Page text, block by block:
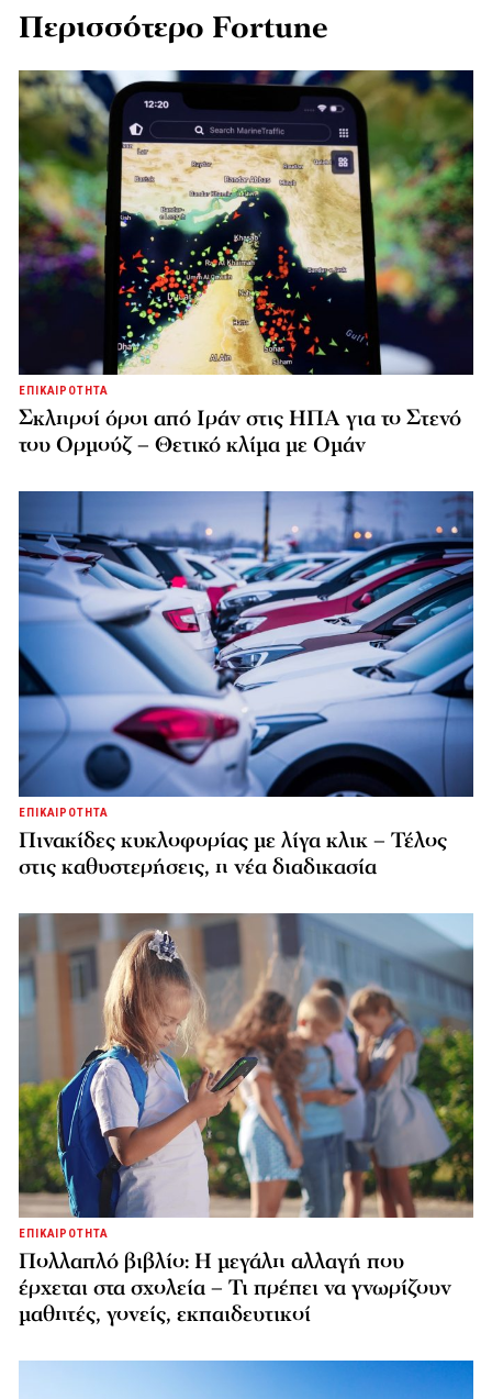
Περισσότερο Fortune
ΕΠΙΚΑΙΡΟΤΗΤΑ
Σκληροί όροι από Ιράν στις ΗΠΑ για το Στενό
του Ορμούζ – Θετικό κλίμα με Ομάν
ΕΠΙΚΑΙΡΟΤΗΤΑ
Πινακίδες κυκλοφορίας με λίγα κλικ – Τέλος
στις καθυστερήσεις, η νέα διαδικασία
ΕΠΙΚΑΙΡΟΤΗΤΑ
Πολλαπλό βιβλίο: Η μεγάλη αλλαγή που
έρχεται στα σχολεία – Τι πρέπει να γνωρίζουν
μαθητές, γονείς, εκπαιδευτικοί